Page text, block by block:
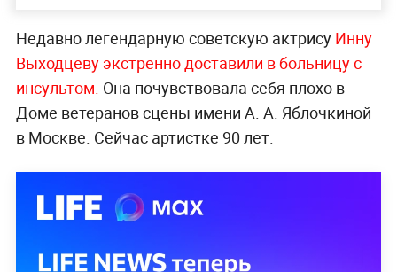
Недавно легендарную советскую актрису Инну
Выходцеву экстренно доставили в больницу с
инсультом. Она почувствовала себя плохо в
Доме ветеранов сцены имени А. А. Яблочкиной
в Москве. Сейчас артистке 90 лет.